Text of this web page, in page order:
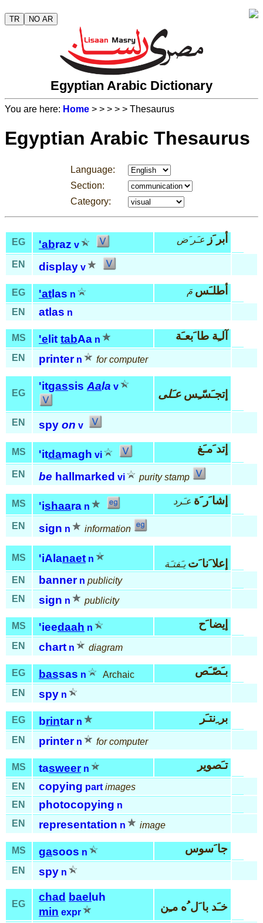
TR NO AR
Egyptian Arabic Dictionary
You are here: Home > > > > > Thesaurus
Egyptian Arabic Thesaurus
Language:
Section:
Category:
EG 'abraz v أبر َز عـَر َض
EN display v
EG 'at las n أطلـَس مَ
EN atlas n
MS 'e lit tabAa n آلـِة طا َبعـَة
EN printer n for computer
EG
'itgassisAala v
إتجـَسّـِسعـَلى
EN spy on v
MS 'itdamagh vi إتد َمـَغ
EN be hallmarked vi purity stamp
MS 'ishaara n إشا َر َة عـَرد
EN sign n information
MS 'iAlanaet n إعلا َنا َت يـَفتـَة
EN
banner n publicity
EN
sign n publicity
MS 'ieedaah n إيضا َح
EN chart n diagram
EG bassas n Archaic بـَصّـَص
EN spy n
EG brintar n بر ِنتـَر
EN printer n for computer
MS tasweer n تـَصوير
EN copying part images
EN
photocopying n
EN
representation n image
MS gasoos n جا َسوس
EN spy n
EG
chad bael uh
min expr خـَد با َل ُه مـِن